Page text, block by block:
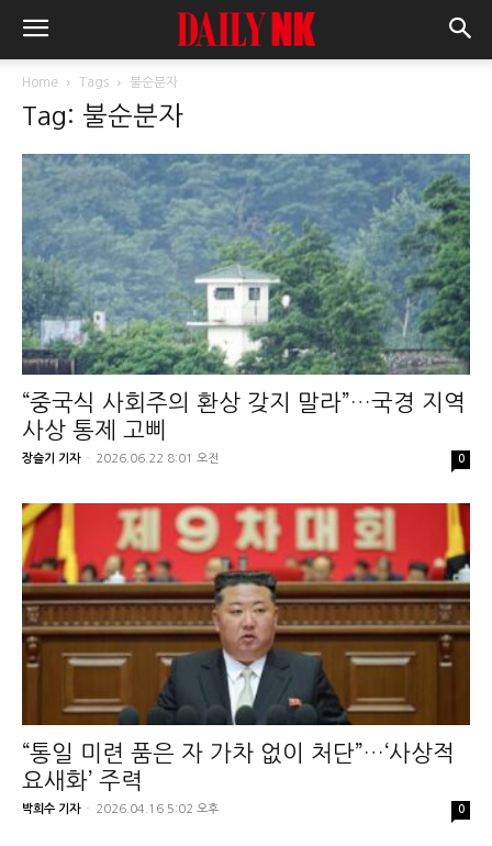
Home Tags 불순분자
Tag: 불순분자
“중국식 사회주의 환상 갖지 말라”…국경 지역
사상 통제 고삐
장슬기 기자 - 2026.06.22 8:01 오전 0
“통일 미련 품은 자 가차 없이 처단”…‘사상적
요새화’ 주력
박희수 기자 - 2026.04.16 5:02 오후 0